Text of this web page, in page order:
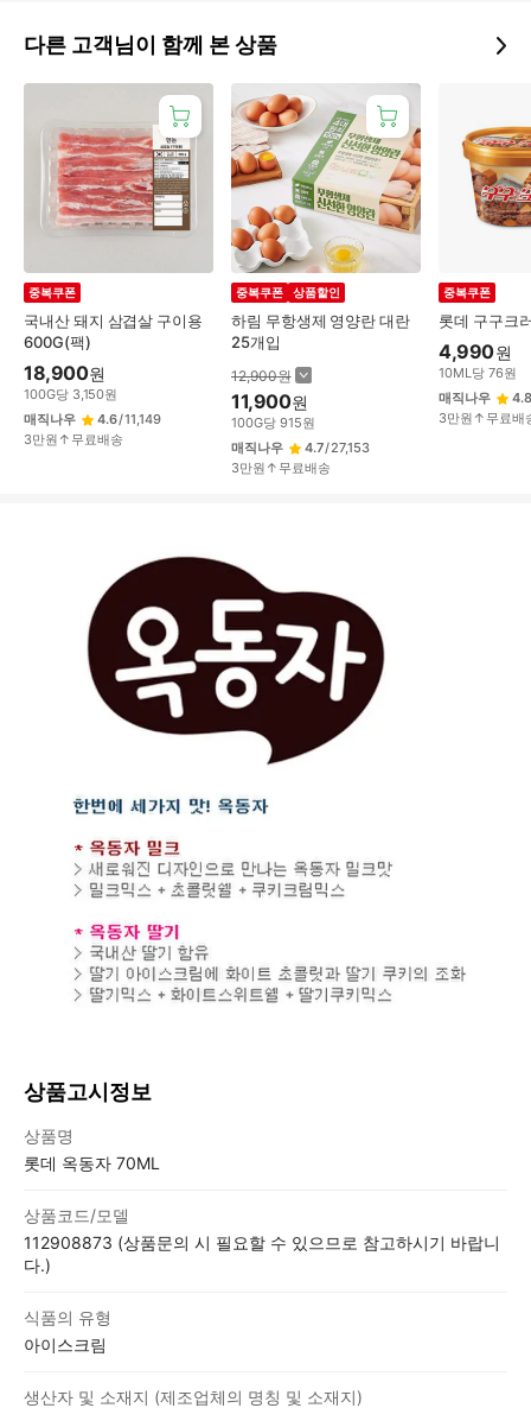
다른 고객님이 함께 본 상품
국내산 돼지 삼겹살 구이용
600G(팩)
중복쿠폰
18,900원
100G당 3,150원
매직나우
4.6/11,149
3만원↑무료배송
하림 무항생제 영양란 대란
25개입
중복쿠폰 상품할인
12,900원
11,900원
100G당 915원
매직나우
4.7/27,153
3만원↑무료배송
롯데 구구크
중복쿠폰
4,990원
10ML당 76원
매직나우
4.8
3만원↑무료배
상품고시정보
상품명
롯데 옥동자 70ML
상품코드/모델
112908873 (상품문의 시 필요할 수 있으므로 참고하시기 바랍니
다.)
식품의 유형
아이스크림
생산자 및 소재지 (제조업체의 명칭 및 소재지)